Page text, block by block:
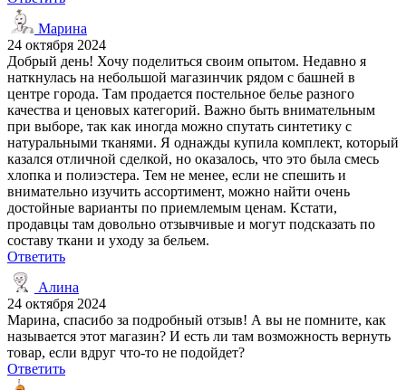
Марина
24 октября 2024
Добрый день! Хочу поделиться своим опытом. Недавно я
наткнулась на небольшой магазинчик рядом с башней в
центре города. Там продается постельное белье разного
качества и ценовых категорий. Важно быть внимательным
при выборе, так как иногда можно спутать синтетику с
натуральными тканями. Я однажды купила комплект, который
казался отличной сделкой, но оказалось, что это была смесь
хлопка и полиэстера. Тем не менее, если не спешить и
внимательно изучить ассортимент, можно найти очень
достойные варианты по приемлемым ценам. Кстати,
продавцы там довольно отзывчивые и могут подсказать по
составу ткани и уходу за бельем.
Ответить
Алина
24 октября 2024
Марина, спасибо за подробный отзыв! А вы не помните, как
называется этот магазин? И есть ли там возможность вернуть
товар, если вдруг что-то не подойдет?
Ответить